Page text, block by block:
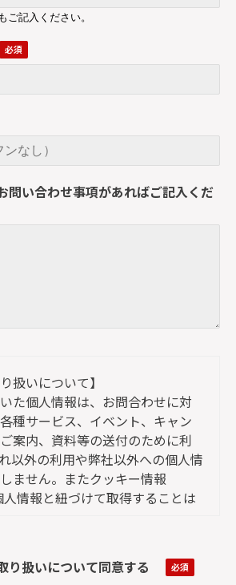
ご記入ください。
問い合わせ事項があればご記入くだ
扱いについて】
た個人情報は、お問合わせに対
種サービス、イベント、キャン
案内、資料等の送付のために利
以外の利用や弊社以外への個人情
ません。またクッキー情報
人情報と紐づけて取得することは
ません。
個人情報について、ご本人には
り扱いについて同意する